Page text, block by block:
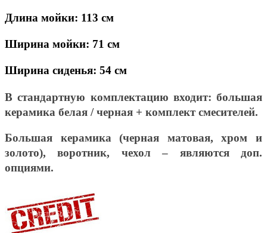
Длина мойки: 113 см
Ширина мойки: 71 см
Ширина сиденья: 54 см
В стандартную комплектацию входит: большая
керамика белая / черная + комплект смесителей.
Большая керамика (черная матовая, хром и
золото), воротник, чехол – являются доп.
опциями.